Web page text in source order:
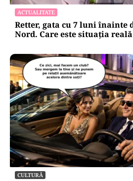
ACTUALITATE
Retter, gata cu 7 luni înainte
Nord. Care este situația
CULTURĂ